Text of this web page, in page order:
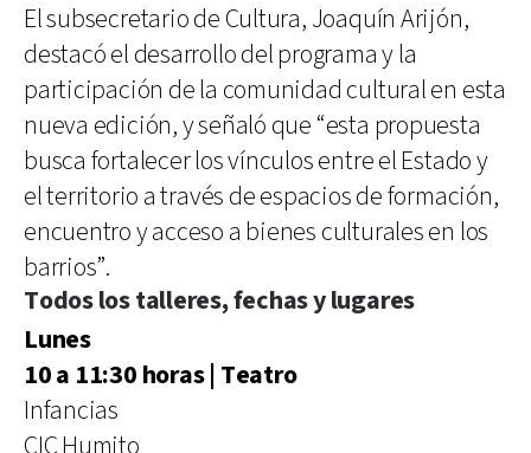
El subsecretario de Cultura, Joaquín Arijón,
destacó el desarrollo del programa y la
participación de la comunidad cultural en esta
nueva edición, y señaló que “esta propuesta
busca fortalecer los vínculos entre el Estado y
el territorio a través de espacios de formación,
encuentro y acceso a bienes culturales en los
barrios”.
Todos los talleres, fechas y lugares
Lunes
10 a 11:30 horas | Teatro
Infancias
CIC Humito